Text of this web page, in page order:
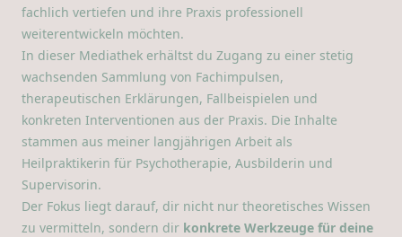
fachlich vertiefen und ihre Praxis professionell
weiterentwickeln möchten.
In dieser Mediathek erhältst du Zugang zu einer stetig
wachsenden Sammlung von Fachimpulsen,
therapeutischen Erklärungen, Fallbeispielen und
konkreten Interventionen aus der Praxis. Die Inhalte
stammen aus meiner langjährigen Arbeit als
Heilpraktikerin für Psychotherapie, Ausbilderin und
Supervisorin.
Der Fokus liegt darauf, dir nicht nur theoretisches Wissen
zu vermitteln, sondern dir konkrete Werkzeuge für deine